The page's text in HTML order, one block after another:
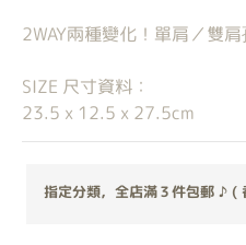
2WAY兩種變化！單肩／雙
SIZE 尺寸資料：
23.5 x 12.5 x 27.5cm
指定分類，全店滿３件包郵 ♪